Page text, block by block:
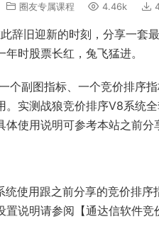
圈友专属课程 4.46k
辞旧迎新的时刻，分享一套
时股票长红，兔飞猛进。
个副图指标、一个竞价排序
。实测战狼竞价排序V8系统
使用说明可参考本站之前分
统使用跟之前分享的竞价排
说明请参阅【通达信软件竞